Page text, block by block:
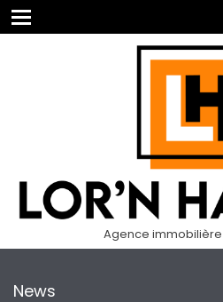
Agence
News